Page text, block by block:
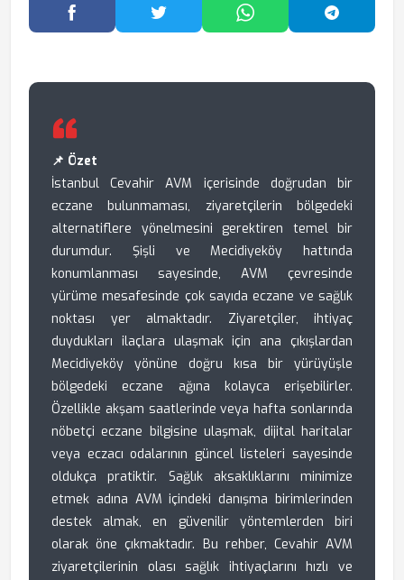
Facebook'ta PaylaşTwitter'da PaylaşWhatsApp'ta Paylaş
📌 Özet
İstanbul Cevahir AVM içerisinde doğrudan bir
eczane bulunmaması, ziyaretçilerin bölgedeki
alternatiflere yönelmesini gerektiren temel bir
durumdur. Şişli ve Mecidiyeköy hattında
konumlanması sayesinde, AVM çevresinde
yürüme mesafesinde çok sayıda eczane ve sağlık
noktası yer almaktadır. Ziyaretçiler, ihtiyaç
duydukları ilaçlara ulaşmak için ana çıkışlardan
Mecidiyeköy yönüne doğru kısa bir yürüyüşle
bölgedeki eczane ağına kolayca erişebilirler.
Özellikle akşam saatlerinde veya hafta sonlarında
nöbetçi eczane bilgisine ulaşmak, dijital haritalar
veya eczacı odalarının güncel listeleri sayesinde
oldukça pratiktir. Sağlık aksaklıklarını minimize
etmek adına AVM içindeki danışma birimlerinden
destek almak, en güvenilir yöntemlerden biri
olarak öne çıkmaktadır. Bu rehber, Cevahir AVM
ziyaretçilerinin olası sağlık ihtiyaçlarını hızlı ve